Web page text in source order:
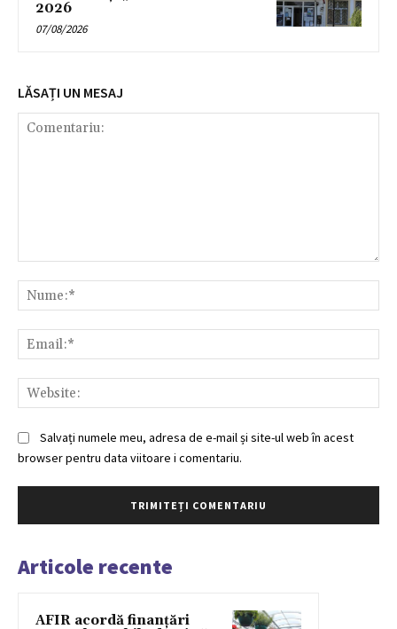
2026
07/08/2026
LĂSAȚI UN MESAJ
Salvați numele meu, adresa de e-mail și site-ul web în acest
browser pentru data viitoare i comentariu.
Articole recente
AFIR acordă finanțări